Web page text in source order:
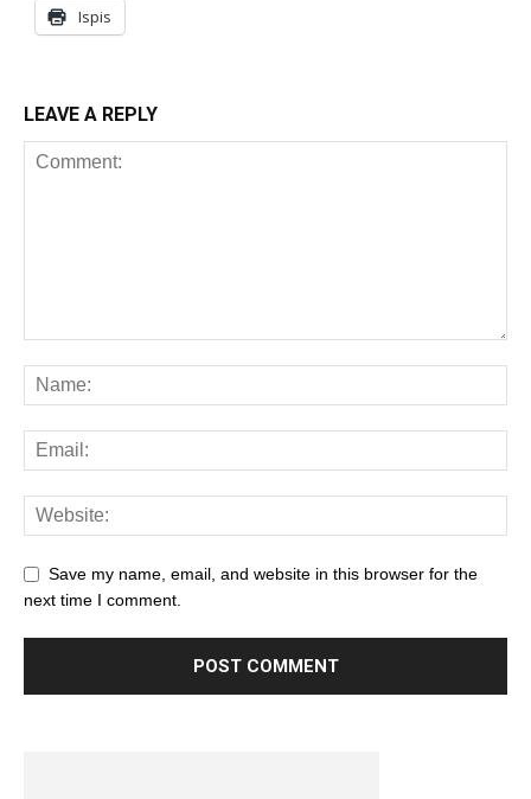
Ispis
LEAVE A REPLY
Save my name, email, and website in this browser for the
next time I comment.